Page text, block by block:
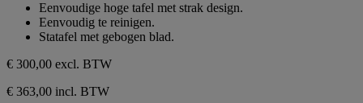
beoordeling
sterren.
1
beoordeling
Eenvoudige hoge tafel met strak design.
Eenvoudig te reinigen.
Statafel met gebogen blad.
€ 300,00 excl. BTW
€ 363,00 incl. BTW